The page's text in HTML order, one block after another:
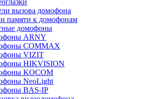
вызова домофона
памяти к домофонам
домофоны
ARNY
COMMAX
VIZIT
HIKVISION
KOCOM
NeoLight
BAS-IP